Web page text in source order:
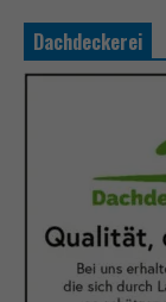
Dachdeckerei